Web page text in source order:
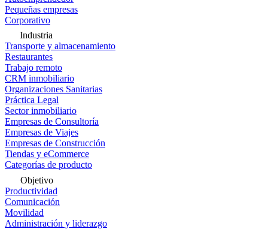
Pequeñas empresas
Corporativo
Industria
Transporte y almacenamiento
Restaurantes
Trabajo remoto
CRM inmobiliario
Organizaciones Sanitarias
Práctica Legal
Sector inmobiliario
Empresas de Consultoría
Empresas de Viajes
Empresas de Construcción
Tiendas y eCommerce
Categorías de producto
Objetivo
Productividad
Comunicación
Movilidad
Administración y liderazgo